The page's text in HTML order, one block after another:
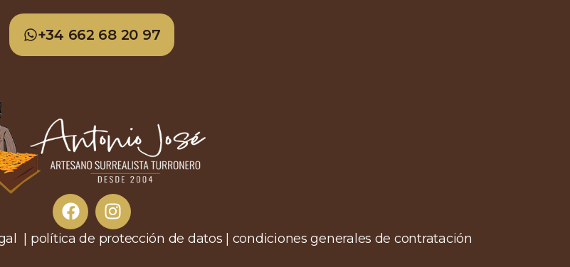
+34 662 68 20 97
| política de protección de datos | condiciones generales de contratación